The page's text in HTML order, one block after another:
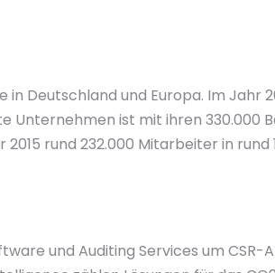
Deutschland und Europa. Im Jahr
Unternehmen ist mit ihren 330.000
rund 232.000 Mitarbeiter in rund
und Auditing Services um CSR-